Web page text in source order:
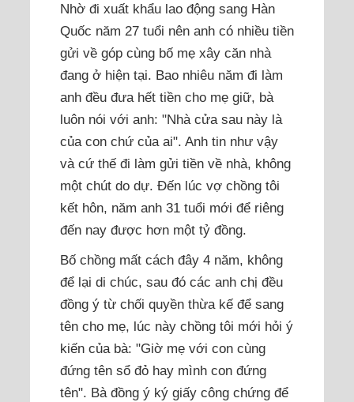
Nhờ đi xuất khẩu lao động sang Hàn
Quốc năm 27 tuổi nên anh có nhiều tiền
gửi về góp cùng bố mẹ xây căn nhà
đang ở hiện tại. Bao nhiêu năm đi làm
anh đều đưa hết tiền cho mẹ giữ, bà
luôn nói với anh: "Nhà cửa sau này là
của con chứ của ai". Anh tin như vậy
và cứ thế đi làm gửi tiền về nhà, không
một chút do dự. Đến lúc vợ chồng tôi
kết hôn, năm anh 31 tuổi mới để riêng
đến nay được hơn một tỷ đồng.
Bố chồng mất cách đây 4 năm, không
để lại di chúc, sau đó các anh chị đều
đồng ý từ chối quyền thừa kế để sang
tên cho mẹ, lúc này chồng tôi mới hỏi ý
kiến của bà: "Giờ mẹ với con cùng
đứng tên sổ đỏ hay mình con đứng
tên". Bà đồng ý ký giấy công chứng để